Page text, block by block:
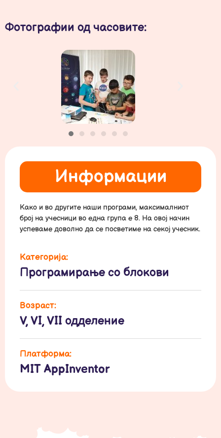
Фотографии од часовите:
Информации
Како и во другите наши програми, максималниот
број на учесници во една група е 8. На овој начин
успеваме доволно да се посветиме на секој учесник.
Категорија:
Програмирање со блокови
Возраст:
V, VI, VII одделение
Платформа:
MIT AppInventor